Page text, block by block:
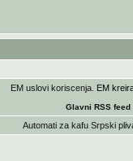
EM uslovi koriscenja . EM
Glavni RSS feed
Automati za kafu Srpski